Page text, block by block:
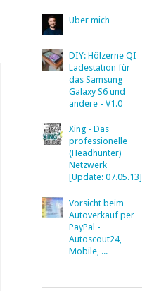
Über mich
DIY: Hölzerne QI
Ladestation für
das Samsung
Galaxy S6 und
andere - V1.0
Xing - Das
professionelle
(Headhunter)
Netzwerk
[Update: 07.05.13]
Vorsicht beim
Autoverkauf per
PayPal -
Autoscout24,
Mobile, ...